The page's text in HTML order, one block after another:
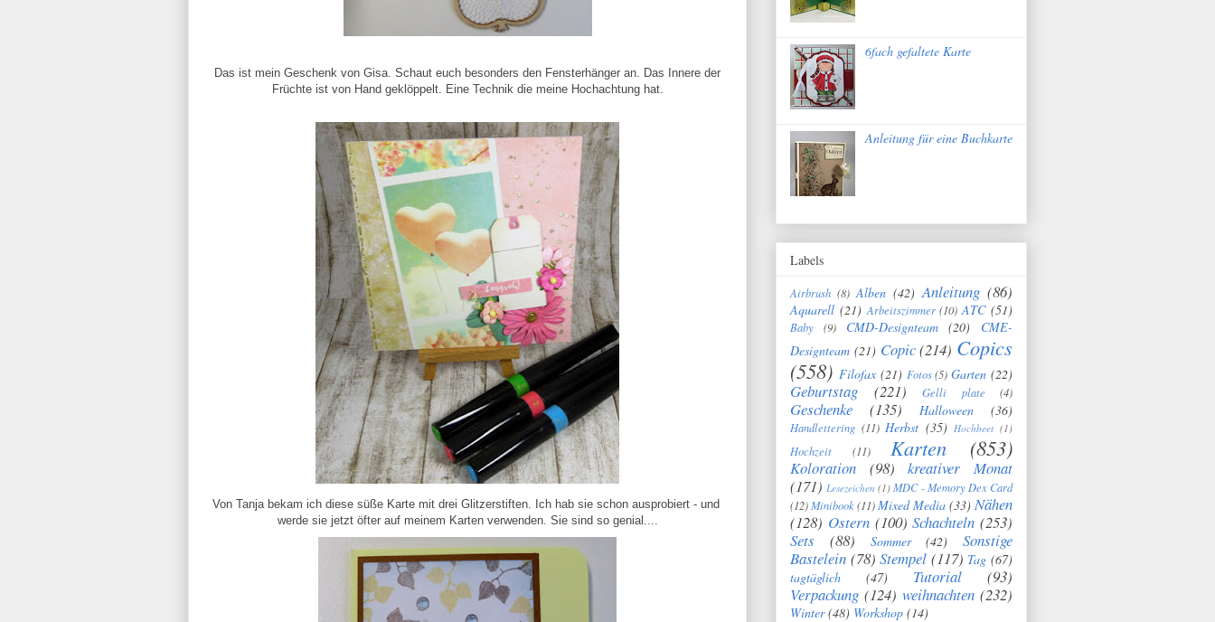
Das ist mein Geschenk von Gisa. Schaut euch besonders den Fensterhänger an. Das Innere der
Früchte ist von Hand geklöppelt. Eine Technik die meine Hochachtung hat.
Von Tanja bekam ich diese süße Karte mit drei Glitzerstiften. Ich hab sie schon ausprobiert - und
werde sie jetzt öfter auf meinem Karten verwenden. Sie sind so genial....
6fach gefaltete Karte
Anleitung für eine Buchkarte
Labels
Airbrush (8) Alben (42) Anleitung (86)
Aquarell (21) Arbeitszimmer (10) ATC (51)
Baby (9) CMD-Designteam (20)
CME-
Designteam (21) Copic (214) Copics
(558) Filofax (21) Fotos (5) Garten (22)
Geburtstag (221) Gelli plate (4)
Geschenke (135) Halloween (36)
Handlettering (11) Herbst (35) Hochbeet (1)
Hochzeit (11) Karten (853)
Koloration (98)
kreativer Monat
(171) Lesezeichen (1) MDC - Memory Dex Card
(12)Minibook(11) Mixed Media (33) Nähen
(128) Ostern (100) Schachteln (253)
Sets
(88) Sommer (42)
Sonstige
Bastelein (78) Stempel (117) Tag (67)
tagtäglich
(47) Tutorial
(93)
Verpackung (124) weihnachten (232)
Winter (48) Workshop (14)